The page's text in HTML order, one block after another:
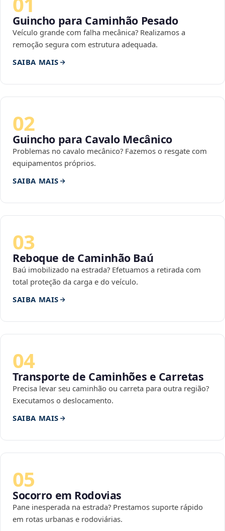
Guincho para Caminhão Pesado
Veículo grande com falha mecânica? Realizamos a
remoção segura com estrutura adequada.
SAIBA MAIS
02
Guincho para Cavalo Mecânico
Problemas no cavalo mecânico? Fazemos o resgate com
equipamentos próprios.
SAIBA MAIS
03
Reboque de Caminhão Baú
Baú imobilizado na estrada? Efetuamos a retirada com
total proteção da carga e do veículo.
SAIBA MAIS
04
Transporte de Caminhões e Carretas
Precisa levar seu caminhão ou carreta para outra região?
Executamos o deslocamento.
SAIBA MAIS
05
Socorro em Rodovias
Pane inesperada na estrada? Prestamos suporte rápido
em rotas urbanas e rodoviárias.